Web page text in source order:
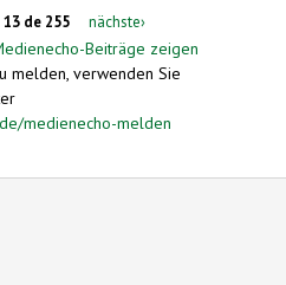
13 de 255 nächste›
Beiträge zeigen
melden, verwenden Sie
medienecho-melden